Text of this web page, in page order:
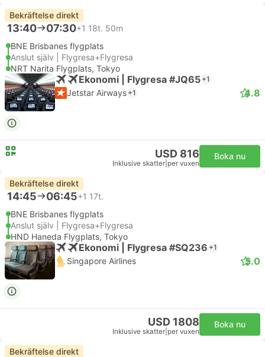
Bekräftelse direkt
13:40 07:30+1 18t. 50m
BNE Brisbanes flygplats
Anslut själv | Flygresa+Flygresa
NRT Narita Flygplats, Tokyo
Ekonomi | Flygresa #JQ65 +1
Jetstar Airways +1 4.8
USD 816
Inklusive skatter per vuxen
Boka nu
Bekräftelse direkt
14:45 06:45+1 17t.
BNE Brisbanes flygplats
Anslut själv | Flygresa+Flygresa
HND Haneda Flygplats, Tokyo
Ekonomi | Flygresa #SQ236 +1
Singapore Airlines 5.0
USD 1808
Inklusive skatter per vuxen
Boka nu
Bekräftelse direkt